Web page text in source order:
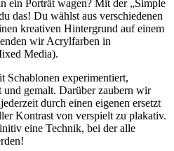
ein Porträt wagen? Mit der „Simple
das! Du wählst aus verschiedenen
kreativen Hintergrund auf einem
wir Acrylfarben in
Media).
Schablonen experimentiert,
gemalt. Darüber zaubern wir
durch einen eigenen ersetzt
Kontrast von verspielt zu plakativ.
eine Technik, bei der alle